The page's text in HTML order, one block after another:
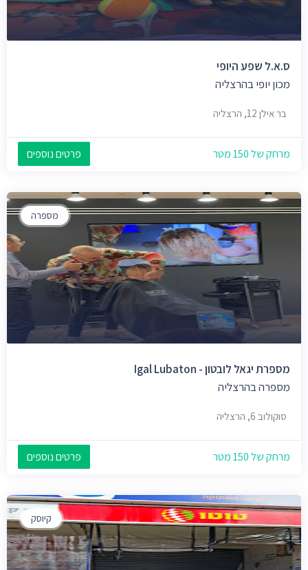
ס.א.ל שפע היופי
מכון יופי בהרצליה
בר אילן 12, הרצליה
מרחק של 150 מטר פרטים נוספים
מספרה
מספרת יגאל לובטון - Igal Lubaton
מספרה בהרצליה
סוקולוב 6, הרצליה
מרחק של 150 מטר פרטים נוספים
קיוסק